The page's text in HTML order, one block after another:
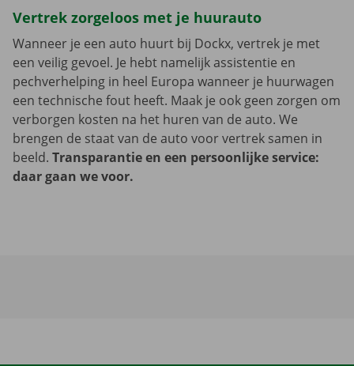
Vertrek zorgeloos met je huurauto
Wanneer je een auto huurt bij Dockx, vertrek je met
een veilig gevoel. Je hebt namelijk assistentie en
pechverhelping in heel Europa wanneer je huurwagen
een technische fout heeft. Maak je ook geen zorgen om
verborgen kosten na het huren van de auto. We
brengen de staat van de auto voor vertrek samen in
beeld. Transparantie en een persoonlijke service:
daar gaan we voor.